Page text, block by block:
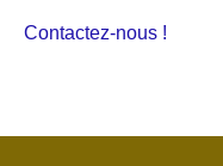
Contactez-nous !